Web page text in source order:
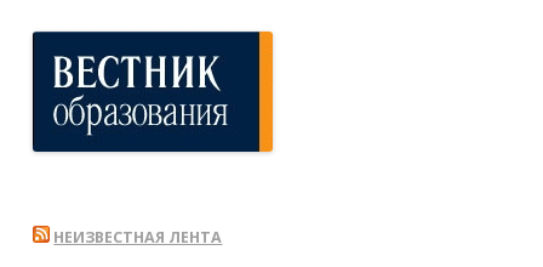
НЕИЗВЕСТНАЯ ЛЕНТА